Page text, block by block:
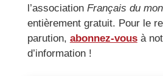
l’association Français du
entièrement gratuit. Pour le
parution, abonnez-vousà
d’information !